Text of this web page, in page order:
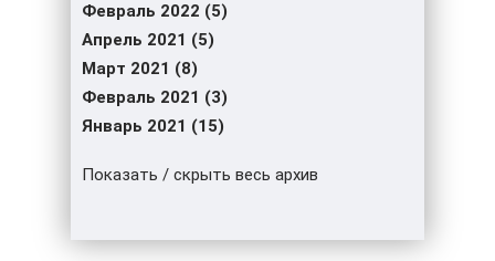
Февраль 2022 (5)
Апрель 2021 (5)
Март 2021 (8)
Февраль 2021 (3)
Январь 2021 (15)
Показать / скрыть весь архив